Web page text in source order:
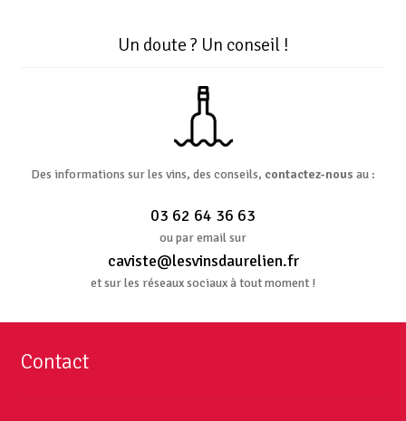
Un doute ? Un conseil !
Des informations sur les vins, des conseils, contactez-nous au :
03 62 64 36 63
ou par email sur
caviste@lesvinsdaurelien.fr
et sur les réseaux sociaux à tout moment !
Contact